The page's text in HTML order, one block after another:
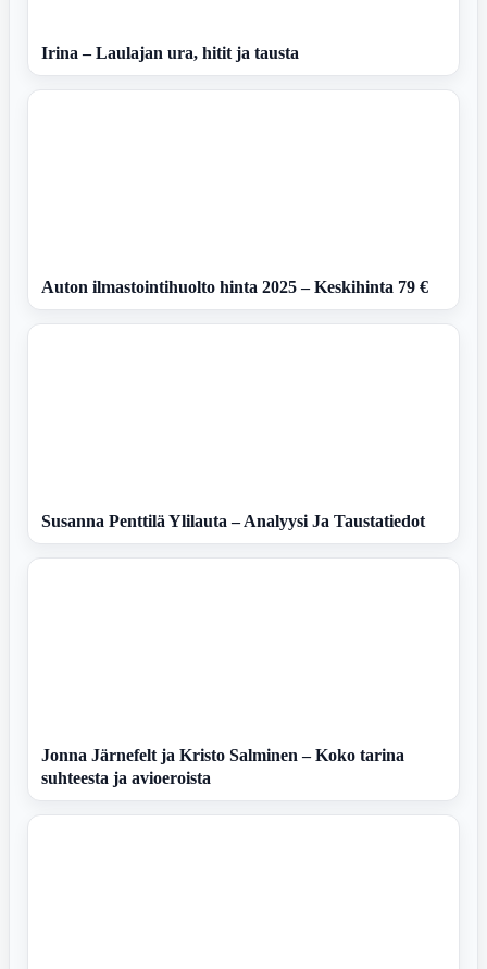
Irina – Laulajan ura, hitit ja tausta
Auton ilmastointihuolto hinta 2025 – Keskihinta 79 €
Susanna Penttilä Ylilauta – Analyysi Ja Taustatiedot
Jonna Järnefelt ja Kristo Salminen – Koko tarina
suhteesta ja avioeroista